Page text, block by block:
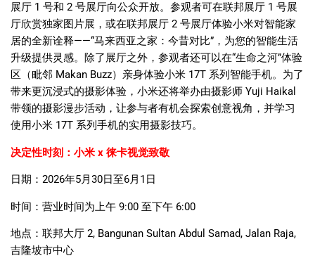
展厅 1 号和 2 号展厅向公众开放。参观者可在联邦展厅 1 号展
厅欣赏独家图片展，或在联邦展厅 2 号展厅体验小米对智能家
居的全新诠释——“马来西亚之家：今昔对比” ，为您的智能生活
升级提供灵感。除了展厅之外，参观者还可以在“生命之河”体验
区（毗邻 Makan Buzz）亲身体验小米 17T 系列智能手机。为了
带来更沉浸式的摄影体验，小米还将举办由摄影师 Yuji Haikal
带领的摄影漫步活动，让参与者有机会探索创意视角，并学习
使用小米 17T 系列手机的实用摄影技巧。
决定性时刻：小米 x 徕卡视觉致敬
日期： 2026年5月30日至6月 1 日
时间：营业时间为上午 9:00 至下午 6:00
地点：联邦大厅 2, Bangunan Sultan Abdul Samad, Jalan Raja,
吉隆坡市中心